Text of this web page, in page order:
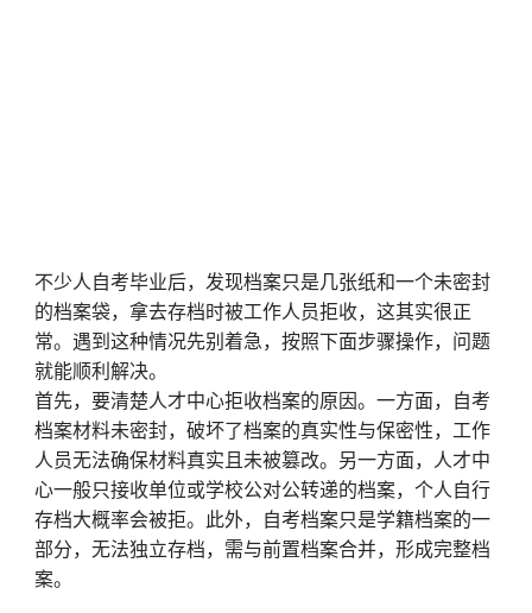
不少人自考毕业后，发现档案只是几张纸和一个未密封
的档案袋，拿去存档时被工作人员拒收，这其实很正
常。遇到这种情况先别着急，按照下面步骤操作，问题
就能顺利解决。
首先，要清楚人才中心拒收档案的原因。一方面，自考
档案材料未密封，破坏了档案的真实性与保密性，工作
人员无法确保材料真实且未被篡改。另一方面，人才中
心一般只接收单位或学校公对公转递的档案，个人自行
存档大概率会被拒。此外，自考档案只是学籍档案的一
部分，无法独立存档，需与前置档案合并，形成完整档
案。